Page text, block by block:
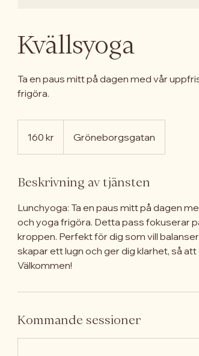
Kvällsyoga
Ta en paus mitt på dagen med vår
frigöra.
kronor160 kr Gröneborgsgatan
Beskrivning av tjänsten
Lunchyoga: Ta en paus mitt på dagen
och yoga frigöra. Detta pass fokuserar
kroppen. Perfekt för dig som vill
skapar ett lugn och ger dig klarhet, så
Välkommen!
Kommande sessioner